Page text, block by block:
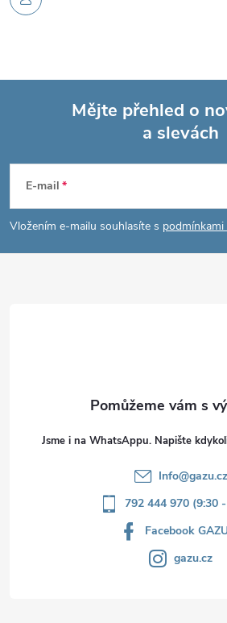
p
Mějte přehled o
a slevách
E-mail
Vložením e-mailu souhlasíte s
Jsme i na WhatsAppu. Napište
Info@gazu.cz
792 444 970 (9:30
Facebook
gazu.cz